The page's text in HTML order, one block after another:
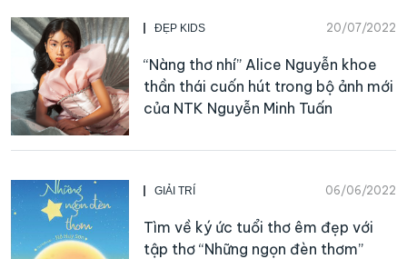
ĐẸP KIDS 20/07/2022
“Nàng thơ nhí” Alice Nguyễn khoe
thần thái cuốn hút trong bộ ảnh mới
của NTK Nguyễn Minh Tuấn
GIẢI TRÍ 06/06/2022
Tìm về ký ức tuổi thơ êm đẹp với
tập thơ “Những ngọn đèn thơm”